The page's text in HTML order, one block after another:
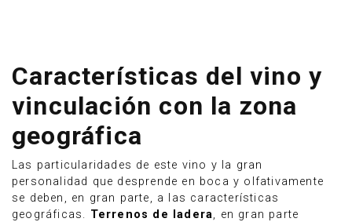
Características del vino y
vinculación con la zona
geográfica
Las particularidades de este vino y la gran
personalidad que desprende en boca y olfativamente
se deben, en gran parte, a las características
geográficas. Terrenos de ladera, en gran parte